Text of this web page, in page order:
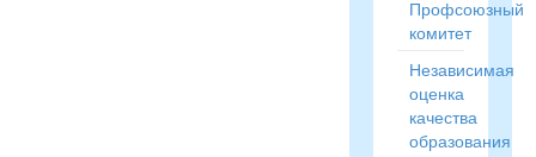
Профсоюзный
комитет
Независимая
оценка
качества
образования